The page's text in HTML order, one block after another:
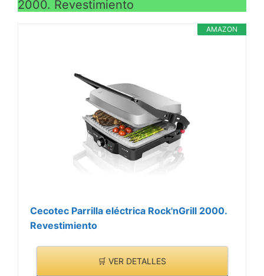
2000. Revestimiento
AMAZON
Cecotec Parrilla eléctrica Rock'nGrill 2000.
Revestimiento
🛒 VER DETALLES